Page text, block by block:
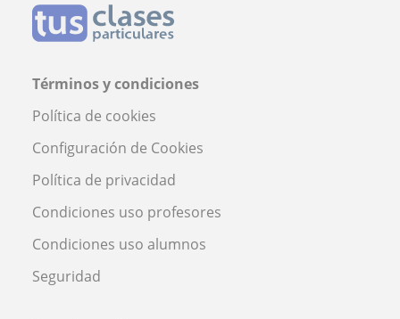
Términos y condiciones
Política de cookies
Configuración de Cookies
Política de privacidad
Condiciones uso profesores
Condiciones uso alumnos
Seguridad